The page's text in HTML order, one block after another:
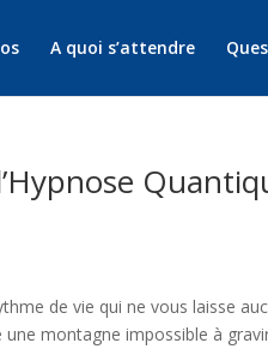
A quoi s’attendre
de vie qui ne vous laisse
une montagne impossible à